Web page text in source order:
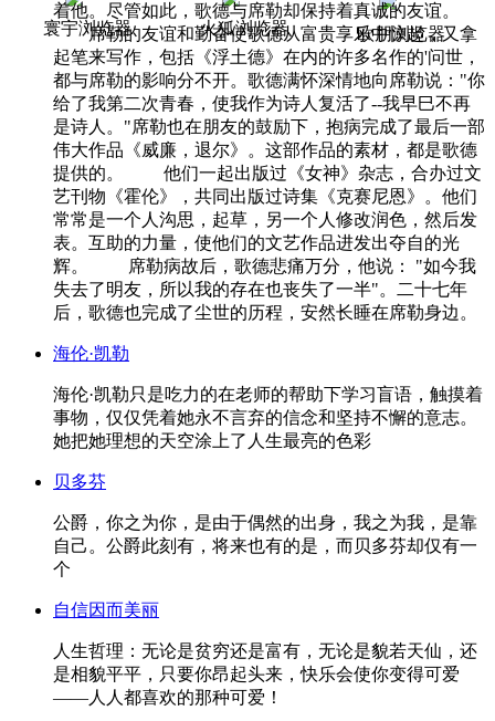
寰宇浏览器 火狐浏览器 欧朋浏览器
着他。尽管如此，歌德与席勒却保持着真诚的友谊。
席勒的友谊和勤奋使歌德从富贵享乐中惊起，又拿
起笔来写作，包括《浮土德》在内的许多名作的'问世，
都与席勒的影响分不开。歌德满怀深情地向席勒说："你
给了我第二次青春，使我作为诗人复活了--我早巳不再
是诗人。"席勒也在朋友的鼓励下，抱病完成了最后一部
伟大作品《威廉，退尔》。这部作品的素材，都是歌德
提供的。 他们一起出版过《女神》杂志，合办过文
艺刊物《霍伦》，共同出版过诗集《克赛尼恩》。他们
常常是一个人沟思，起草，另一个人修改润色，然后发
表。互助的力量，使他们的文艺作品进发出夺自的光
辉。 席勒病故后，歌德悲痛万分，他说： "如今我
失去了明友，所以我的存在也丧失了一半"。二十七年
后，歌德也完成了尘世的历程，安然长睡在席勒身边。
海伦·凯勒
海伦·凯勒只是吃力的在老师的帮助下学习盲语，触摸着
事物，仅仅凭着她永不言弃的信念和坚持不懈的意志。
她把她理想的天空涂上了人生最亮的色彩
贝多芬
公爵，你之为你，是由于偶然的出身，我之为我，是靠
自己。公爵此刻有，将来也有的是，而贝多芬却仅有一
个
自信因而美丽
人生哲理：无论是贫穷还是富有，无论是貌若天仙，还
是相貌平平，只要你昂起头来，快乐会使你变得可爱
——人人都喜欢的那种可爱！